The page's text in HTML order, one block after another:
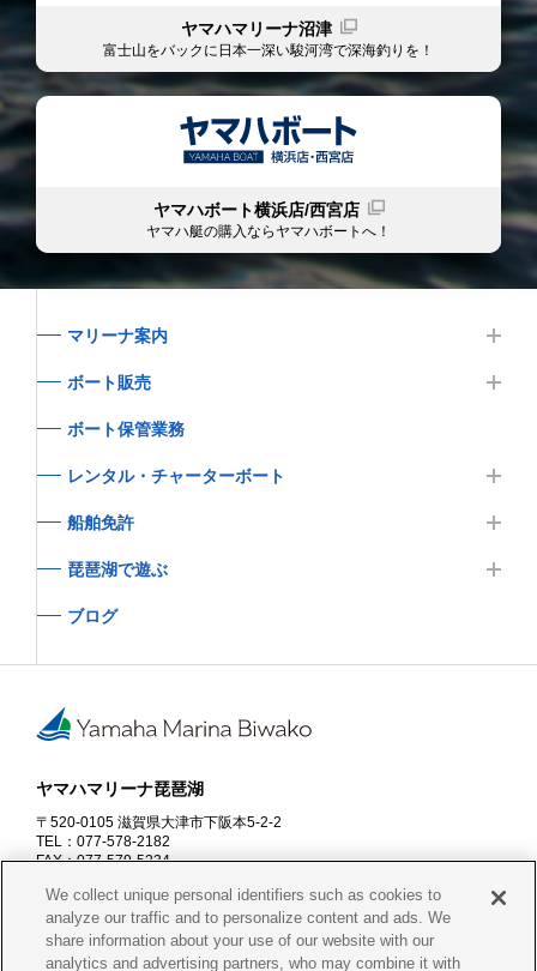
ヤマハマリーナ沼津
富士山をバックに日本一深い駿河湾で深海釣りを！
ヤマハボート横浜店/西宮店
ヤマハ艇の購入ならヤマハボート へ！
マリーナ案内
ボート販売
ボート保管業務
レンタル・チャーターボート
船舶免許
琵琶湖で遊ぶ
ブログ
ヤマハマリーナ琵琶湖
〒520-0105 滋賀県大津市下阪本5-2-2
TEL：077-578-2182
FAX：077-579-5234
定休日：毎週火曜日 ※11月～4月は毎週火・水曜日定休
資料請求 お問合せ
We collect unique personal identifiers such as cookies to
analyze our traffic and to personalize content and ads. We
share information about your use of our website with our
analytics and advertising partners, who may combine it with